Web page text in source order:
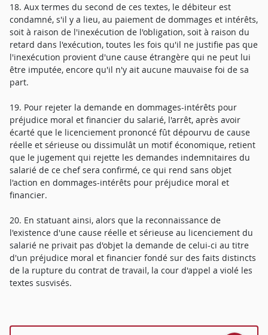
18. Aux termes du second de ces textes, le débiteur est
condamné, s'il y a lieu, au paiement de dommages et intérêts,
soit à raison de l'inexécution de l'obligation, soit à raison du
retard dans l'exécution, toutes les fois qu'il ne justifie pas que
l'inexécution provient d'une cause étrangère qui ne peut lui
être imputée, encore qu'il n'y ait aucune mauvaise foi de sa
part.
19. Pour rejeter la demande en dommages-intérêts pour
préjudice moral et financier du salarié, l'arrêt, après avoir
écarté que le licenciement prononcé fût dépourvu de cause
réelle et sérieuse ou dissimulât un motif économique, retient
que le jugement qui rejette les demandes indemnitaires du
salarié de ce chef sera confirmé, ce qui rend sans objet
l'action en dommages-intérêts pour préjudice moral et
financier.
20. En statuant ainsi, alors que la reconnaissance de
l'existence d'une cause réelle et sérieuse au licenciement du
salarié ne privait pas d'objet la demande de celui-ci au titre
d'un préjudice moral et financier fondé sur des faits distincts
de la rupture du contrat de travail, la cour d'appel a violé les
textes susvisés.